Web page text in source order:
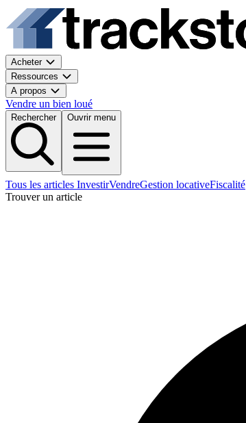
Acheter
Ressources
A propos
Vendre un bien loué
Rechercher Ouvrir menu
Tous les articles InvestirVendreGestion locativeFiscalité
Trouver un article